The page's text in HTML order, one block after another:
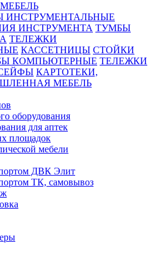
ИНСТРУМЕНТА ТУМБЫ
ТЕЛЕЖКИ
КАССЕТНИЦЫ СТОЙКИ
КОМПЬЮТЕРНЫЕ ТЕЛЕЖКИ
КАРТОТЕКИ,
МЕБЕЛЬ
оборудования
для аптек
площадок
мебели
ДВК Элит
ТК, самовывоз